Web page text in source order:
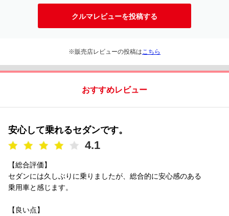
クルマレビューを投稿する
※販売店レビューの投稿は こちら
おすすめレビュー
安心して乗れるセダンです。
4.1
【総合評価】
セダンには久しぶりに乗りましたが、総合的に安心感のある
乗用車と感じます。
【良い点】